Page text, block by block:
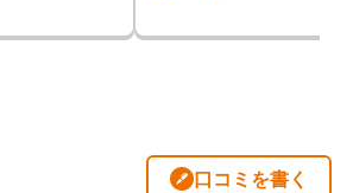
口コミを書く